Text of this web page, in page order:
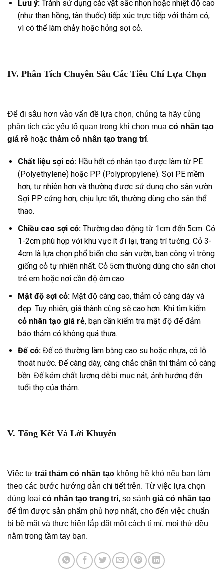
Lưu ý:Tránh sử dụng các vật sắc nhọn hoặc nhiệt độ cao
(như than hồng, tàn thuốc) tiếp xúc trực tiếp với thảm cỏ,
vì có thể làm chảy hoặc hỏng sợi cỏ.
IV. Phân Tích Chuyên Sâu Các Tiêu Chí Lựa Chọn
Để đi sâu hơn vào vấn đề lựa chọn, chúng ta hãy cùng
phân tích các yếu tố quan trọng khi chọn mua cỏ nhân tạo
giá rẻ hoặc thảm cỏ nhân tạo trang trí.
Chất liệu sợi cỏ:Hầu hết cỏ nhân tạo được làm từ PE
(Polyethylene) hoặc PP (Polypropylene). Sợi PE mềm
hơn, tự nhiên hơn và thường được sử dụng cho sân vườn.
Sợi PP cứng hơn, chịu lực tốt, thường dùng cho sân thể
thao.
Chiều cao sợi cỏ:Thường dao động từ 1cm đến 5cm. Cỏ
1-2cm phù hợp với khu vực ít đi lại, trang trí tường. Cỏ 3-
4cm là lựa chọn phổ biến cho sân vườn, ban công vì trông
giống cỏ tự nhiên nhất. Cỏ 5cm thường dùng cho sân chơi
trẻ em hoặc nơi cần độ êm cao.
Mật độ sợi cỏ:Mật độ càng cao, thảm cỏ càng dày và
đẹp. Tuy nhiên, giá thành cũng sẽ cao hơn. Khi tìm kiếm
cỏ nhân tạo giá rẻ, bạn cần kiểm tra mật độ để đảm
bảo thảm cỏ không quá thưa.
Đế cỏ:Đế cỏ thường làm bằng cao su hoặc nhựa, có lỗ
thoát nước. Đế càng dày, càng chắc chắn thì thảm cỏ càng
bền. Đế kém chất lượng dễ bị mục nát, ảnh hưởng đến
tuổi thọ của thảm.
V. Tổng Kết Và Lời Khuyên
Việc tự trải thảm cỏ nhân tạo không hề khó nếu bạn làm
theo các bước hướng dẫn chi tiết trên. Từ việc lựa chọn
đúng loại cỏ nhân tạo trang trí, so sánh giá cỏ nhân tạo
để tìm được sản phẩm phù hợp nhất, cho đến việc chuẩn
bị bề mặt và thực hiện lắp đặt một cách tỉ mỉ, mọi thứ đều
nằm trong tầm tay bạn.